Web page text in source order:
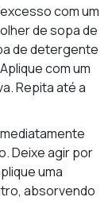
com um
de sopa de
de detergente
com um
Repita até a
Deixe agir por
uma
absorvendo